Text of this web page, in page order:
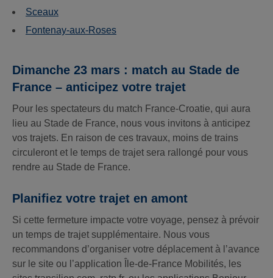
Sceaux
Fontenay-aux-Roses
Dimanche 23 mars : match au Stade de
France – anticipez votre trajet
Pour les spectateurs du match France-Croatie, qui aura
lieu au Stade de France, nous vous invitons à anticipez
vos trajets. En raison de ces travaux, moins de trains
circuleront et le temps de trajet sera rallongé pour vous
rendre au Stade de France.
Planifiez votre trajet en amont
Si cette fermeture impacte votre voyage, pensez à prévoir
un temps de trajet supplémentaire. Nous vous
recommandons d’organiser votre déplacement à l’avance
sur le site ou l’application Île-de-France Mobilités, les